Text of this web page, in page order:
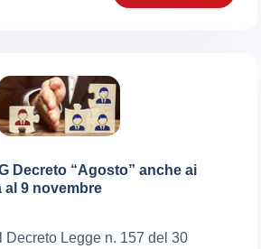
Decreto “Agosto” anche ai
al 9 novembre
Decreto Legge n. 157 del 30